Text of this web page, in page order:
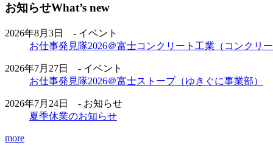
お知らせWhat’s new
2026年8月3日 - イベント
お仕事発見隊2026＠富士コンクリート工業（コンクリー
2026年7月27日 - イベント
お仕事発見隊2026＠富士ストーブ（ゆきぐに事業部）
2026年7月24日 - お知らせ
夏季休業のお知らせ
more